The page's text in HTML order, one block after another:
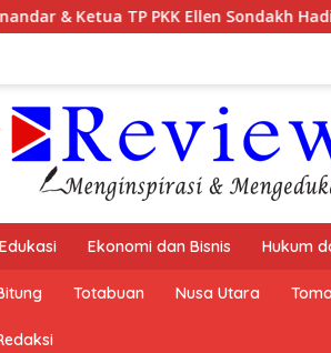
Ellen Sondakh Hadiri Musda DPD
Ekonomi dan Bisnis Hukum
Totabuan Nusa Utara